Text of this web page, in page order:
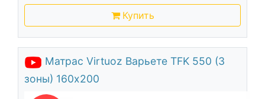
Купить
Матрас Virtuoz Варьете TFK 550 (3
зоны) 160х200